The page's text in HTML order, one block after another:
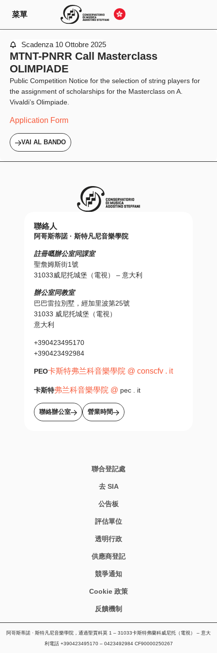
菜單
Scadenza 10 Ottobre 2025
MTNT-PNRR Call Masterclass
OLIMPIADE
Public Competition Notice for the selection of string players for
the assignment of scholarships for the Masterclass on A.
Vivaldi’s Olimpiade.
Application Form
VAI AL BANDO
聯絡人
阿哥斯蒂諾 · 斯特凡尼音樂學院
註冊嘅辦公室同課室
聖詹姆斯街1號
31033威尼托城堡（電視） – 意大利
辦公室同教室
巴巴雷拉別墅，經加里波第25號
31033 威尼托城堡（電視）
意大利
+390423495170
+390423492984
PEO卡斯特弗兰科音樂學院 @ conscfv . it
卡斯特弗兰科音樂學院 @ pec . it
聯絡辦公室 營業時間
聯合登記處
去 SIA
公告板
評估單位
透明行政
供應商登記
競爭通知
Cookie 政策
反饋機制
阿哥斯蒂諾 · 斯特凡尼音樂學院，通過聖賈科莫 1 – 31033卡斯特弗蘭科威尼托（電視） – 意大
利電話 +390423495170 – 0423492984 CF90000250267